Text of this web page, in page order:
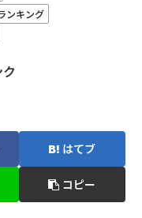
ンキング
はてブ
コピー